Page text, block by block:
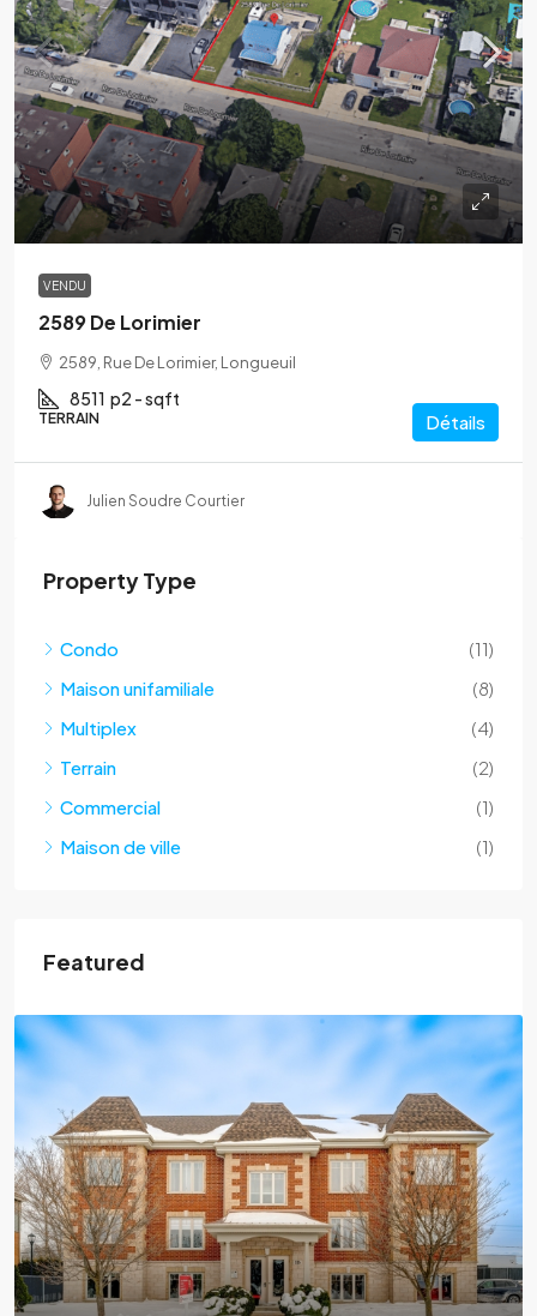
VENDU
2589 De Lorimier
2589, Rue De Lorimier, Longueuil
8511 p2 - sqft
TERRAIN Détails
Julien Soudre Courtier
Property Type
Condo
(11)
Maison unifamiliale
(8)
Multiplex
(4)
Terrain
(2)
Commercial
(1)
Maison de ville
(1)
Featured